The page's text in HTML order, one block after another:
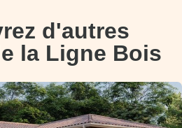
d'autres
la Ligne Bois